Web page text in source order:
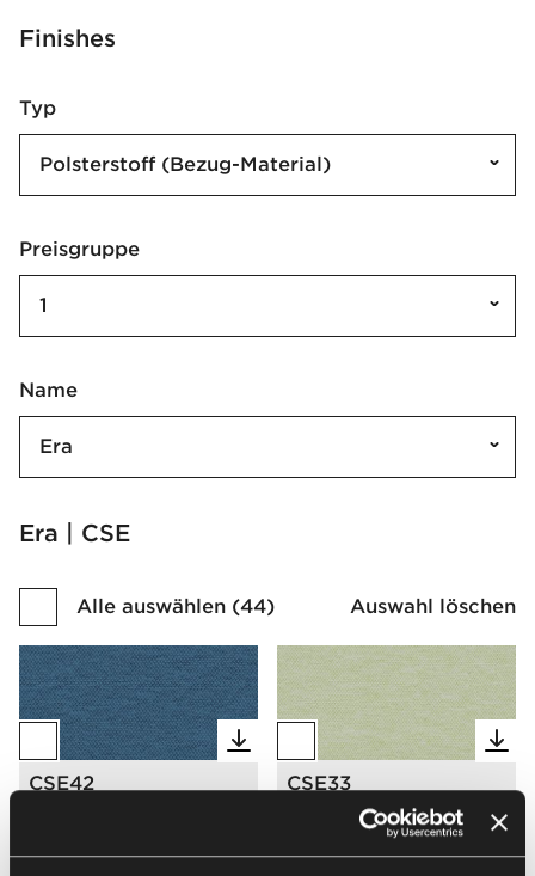
Finishes
Typ
Polsterstoff (Bezug-Material)
Preisgruppe
1
Name
Era
Era | CSE
Alle auswählen (44) Auswahl löschen
CSE42 CSE33